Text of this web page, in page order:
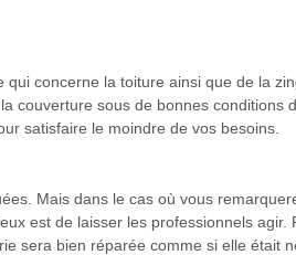
concerne la toiture ainsi que de la
couverture sous de bonnes conditions
satisfaire le moindre de vos besoins.
Mais dans le cas où vous
est de laisser les professionnels agir.
sera bien réparée comme si elle était